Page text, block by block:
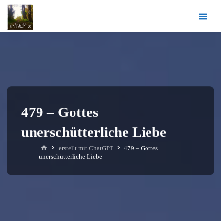
Zum
Inhalt
springen
479 – Gottes
unerschütterliche Liebe
Starterstellt mit ChatGPT
479 – Gottes
unerschütterliche Liebe